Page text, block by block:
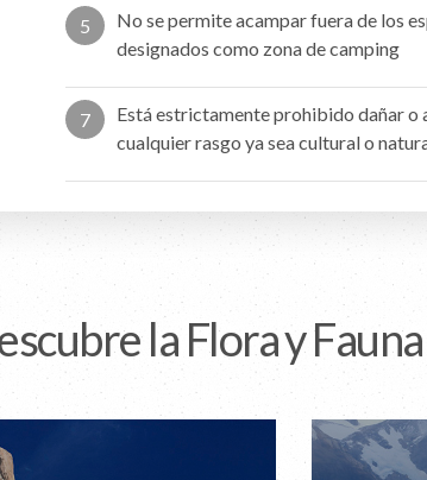
5
No se permite acampar fuera de los
designados como zona de camping
7
Está estrictamente prohibido dañar o
cualquier rasgo ya sea cultural o
la Flora y